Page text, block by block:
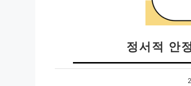
정서적 안